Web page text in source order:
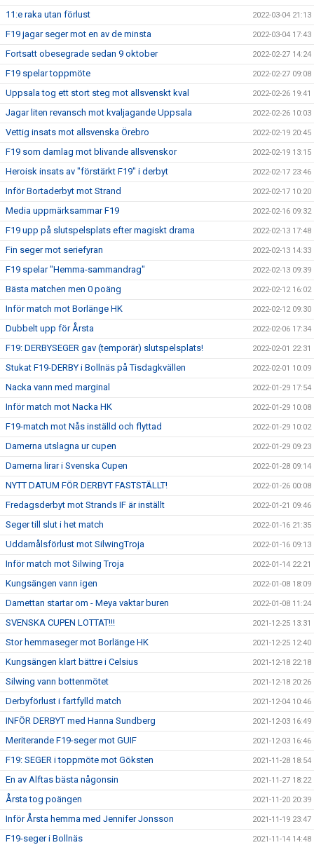
11:e raka utan förlust 2022-03-04 21:13
F19 jagar seger mot en av de minsta 2022-03-04 17:43
Fortsatt obesegrade sedan 9 oktober 2022-02-27 14:24
F19 spelar toppmöte 2022-02-27 09:08
Uppsala tog ett stort steg mot allsvenskt kval 2022-02-26 19:41
Jagar liten revansch mot kvaljagande Uppsala 2022-02-26 10:03
Vettig insats mot allsvenska Örebro 2022-02-19 20:45
F19 som damlag mot blivande allsvenskor 2022-02-19 13:15
Heroisk insats av "förstärkt F19" i derbyt 2022-02-17 23:46
Inför Bortaderbyt mot Strand 2022-02-17 10:20
Media uppmärksammar F19 2022-02-16 09:32
F19 upp på slutspelsplats efter magiskt drama 2022-02-13 17:48
Fin seger mot seriefyran 2022-02-13 14:33
F19 spelar "Hemma-sammandrag" 2022-02-13 09:39
Bästa matchen men 0 poäng 2022-02-12 16:02
Inför match mot Borlänge HK 2022-02-12 09:30
Dubbelt upp för Årsta 2022-02-06 17:34
F19: DERBYSEGER gav (temporär) slutspelsplats! 2022-02-01 22:31
Stukat F19-DERBY i Bollnäs på Tisdagkvällen 2022-02-01 10:09
Nacka vann med marginal 2022-01-29 17:54
Inför match mot Nacka HK 2022-01-29 10:08
F19-match mot Nås inställd och flyttad 2022-01-29 10:02
Damerna utslagna ur cupen 2022-01-29 09:23
Damerna lirar i Svenska Cupen 2022-01-28 09:14
NYTT DATUM FÖR DERBYT FASTSTÄLLT! 2022-01-26 00:08
Fredagsderbyt mot Strands IF är inställt 2022-01-21 09:46
Seger till slut i het match 2022-01-16 21:35
Uddamålsförlust mot SilwingTroja 2022-01-16 09:13
Inför match mot Silwing Troja 2022-01-14 22:21
Kungsängen vann igen 2022-01-08 18:09
Damettan startar om - Meya vaktar buren 2022-01-08 11:24
SVENSKA CUPEN LOTTAT!!! 2021-12-25 13:31
Stor hemmaseger mot Borlänge HK 2021-12-25 12:40
Kungsängen klart bättre i Celsius 2021-12-18 22:18
Silwing vann bottenmötet 2021-12-18 20:26
Derbyförlust i fartfylld match 2021-12-04 10:46
INFÖR DERBYT med Hanna Sundberg 2021-12-03 16:49
Meriterande F19-seger mot GUIF 2021-12-03 16:46
F19: SEGER i toppmöte mot Göksten 2021-11-28 18:54
En av Alftas bästa någonsin 2021-11-27 18:22
Årsta tog poängen 2021-11-20 20:39
Inför Årsta hemma med Jennifer Jonsson 2021-11-19 23:47
F19-seger i Bollnäs 2021-11-14 14:48